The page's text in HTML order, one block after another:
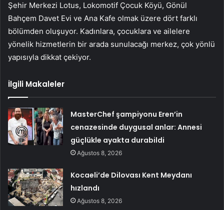
Şehir Merkezi Lotus, Lokomotif Çocuk Köyü, Gönül
Bahçem Davet Evi ve Ana Kafe olmak üzere dört farklı
bölümden oluşuyor. Kadınlara, çocuklara ve ailelere
yönelik hizmetlerin bir arada sunulacağı merkez, çok yönlü
yapısıyla dikkat çekiyor.
İlgili Makaleler
MasterChef şampiyonu Eren’in
cenazesinde duygusal anlar: Annesi
güçlükle ayakta durabildi
Ağustos 8, 2026
Kocaeli’de Dilovası Kent Meydanı
hızlandı
Ağustos 8, 2026